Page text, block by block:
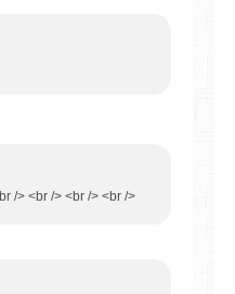
/> <br /> <br /> <br />